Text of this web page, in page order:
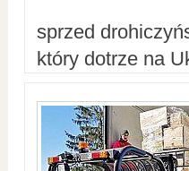
sprzed
który dotrze na